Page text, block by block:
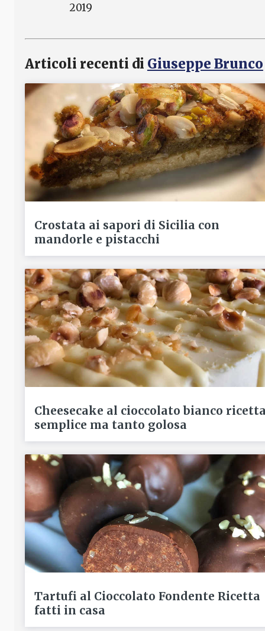
2019
Articoli recenti di Giuseppe Brunco
Crostata ai sapori di Sicilia con
mandorle e pistacchi
Cheesecake al cioccolato bianco
semplice ma tanto golosa
Tartufi al Cioccolato Fondente Ricetta
fatti in casa